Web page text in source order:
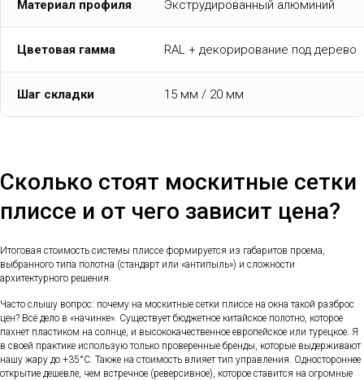
Материал профиля Экструдированный алюминий
Цветовая гамма RAL + декорирование под дерево
Шаг складки 15 мм / 20 мм
Сколько стоят москитные сетки
плиссе и от чего зависит цена?
Итоговая стоимость системы плиссе формируется из габаритов проема,
выбранного типа полотна (стандарт или «антипыль») и сложности
архитектурного решения.
Часто слышу вопрос: почему на москитные сетки плиссе на окна такой разброс
цен? Всё дело в «начинке». Существует бюджетное китайское полотно, которое
пахнет пластиком на солнце, и высококачественное европейское или турецкое. Я
в своей практике использую только проверенные бренды, которые выдерживают
нашу жару до +35°C. Также на стоимость влияет тип управления. Одностороннее
открытие дешевле, чем встречное (реверсивное), которое ставится на огромные